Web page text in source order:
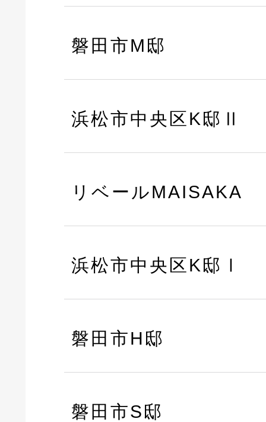
磐田市M邸
浜松市中央区K邸Ⅱ
リベールMAISAKA
浜松市中央区K邸Ⅰ
磐田市H邸
磐田市S邸